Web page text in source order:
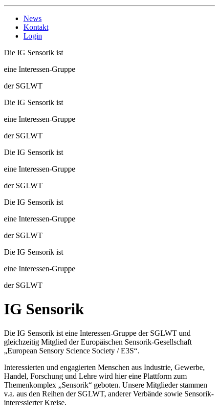
News
Kontakt
Login
Die IG Sensorik ist
eine Interessen-Gruppe
der SGLWT
Die IG Sensorik ist
eine Interessen-Gruppe
der SGLWT
Die IG Sensorik ist
eine Interessen-Gruppe
der SGLWT
Die IG Sensorik ist
eine Interessen-Gruppe
der SGLWT
Die IG Sensorik ist
eine Interessen-Gruppe
der SGLWT
IG Sensorik
Die IG Sensorik ist eine Interessen-Gruppe der SGLWT und
gleichzeitig Mitglied der Europäischen Sensorik-Gesellschaft
„European Sensory Science Society / E3S“.
Interessierten und engagierten Menschen aus Industrie, Gewerbe,
Handel, Forschung und Lehre wird hier eine Plattform zum
Themenkomplex „Sensorik“ geboten. Unsere Mitglieder stammen
v.a. aus den Reihen der SGLWT, anderer Verbände sowie Sensorik-
interessierter Kreise.